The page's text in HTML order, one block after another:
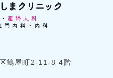
鶴屋町2-11-8 4階